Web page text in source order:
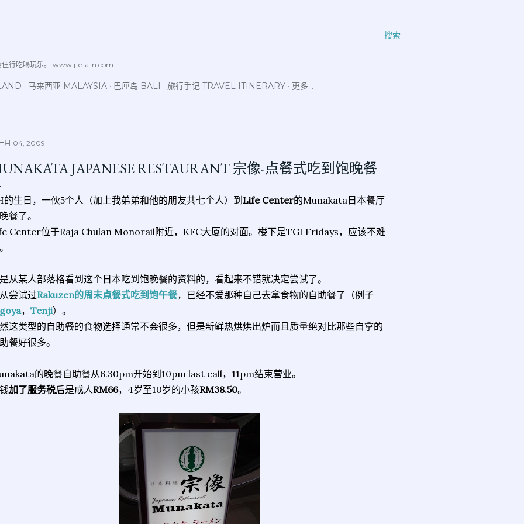
搜索
住行吃喝玩乐。 www.j-e-a-n.com
马来西亚 MALAYSIA 巴厘岛 BALI 旅行手记 TRAVEL ITINERARY 更多…
月 04, 2009
JAPANESE RESTAURANT 宗像-点餐式吃到饱晚餐
的生日，一伙5个人（加上我弟弟和他的朋友共七个人）到 Life Center的Munakata日本餐厅
餐了。
Center位于Raja Chulan Monorail附近，KFC大厦的对面。楼下是TGI Fridays，应该不难
从某人部落格看到这个日本吃到饱晚餐的资料的，看起来不错就决定尝试了。
尝试过Rakuzen的周末点餐式吃到饱午餐，已经不爱那种自己去拿食物的自助餐了（例子
， Tenji）。
这类型的自助餐的食物选择通常不会很多，但是新鲜热烘烘出炉而且质量绝对比那些自拿的
餐好很多。
的晚餐自助餐从6.30pm开始到10pm last call，11pm结束营业。
加了服务税后是成人RM66，4岁至10岁的小孩RM38.50。